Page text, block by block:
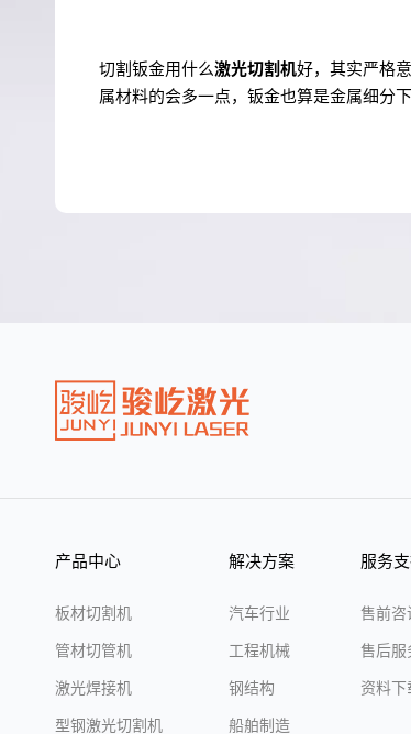
切割钣金用什么激光切割机好，其实严格
属材料的会多一点，钣金也算是金属细分下
产品中心
板材切割机
管材切管机
激光焊接机
型钢激光切割机
解决方案
汽车行业
工程机械
钢结构
船舶制造
服务
售前咨
售后服
资料下